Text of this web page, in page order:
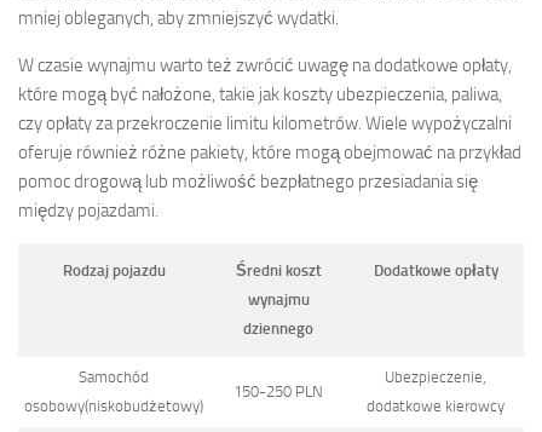
mniej obleganych, aby zmniejszyć wydatki.
W czasie wynajmu warto też zwrócić uwagę na dodatkowe opłaty,
które mogą być nałożone, takie jak koszty ubezpieczenia, paliwa,
czy opłaty za przekroczenie limitu kilometrów. Wiele wypożyczalni
oferuje również różne pakiety, które mogą obejmować na przykład
pomoc drogową lub możliwość bezpłatnego przesiadania się
między pojazdami.
Rodzaj pojazdu
Średni koszt
wynajmu
dziennego
Dodatkowe opłaty
Samochód
osobowy(niskobudżetowy)
150-250 PLN
Ubezpieczenie,
dodatkowe kierowcy